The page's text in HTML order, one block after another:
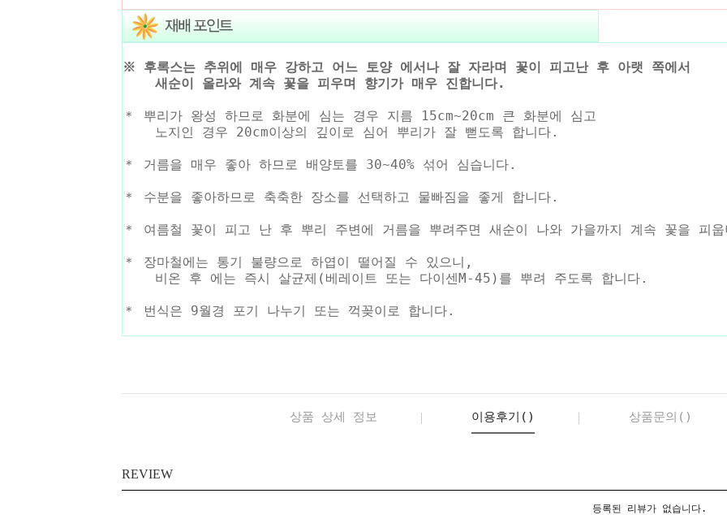
※ 후록스는 추위에 매우 강하고 어느 토양 에서나 잘 자라며 꽃이 피고난 후 아랫 쪽에서
새순이 올라와 계속 꽃을 피우며 향기가 매우 진합니다.
＊ 뿌리가 왕성 하므로 화분에 심는 경우 지름 15cm~20cm 큰 화분에 심고
노지인 경우 20cm이상의 깊이로 심어 뿌리가 잘 뻗도록 합니다.
＊ 거름을 매우 좋아 하므로 배양토를 30~40% 섞어 심습니다.
＊ 수분을 좋아하므로 축축한 장소를 선택하고 물빠짐을 좋게 합니다.
＊ 여름철 꽃이 피고 난 후 뿌리 주변에 거름을 뿌려주면 새순이 나와 가을까지 계속 꽃을 피
＊ 장마철에는 통기 불량으로 하엽이 떨어질 수 있으니,
비온 후 에는 즉시 살균제(베레이트 또는 다이센M-45)를 뿌려 주도록 합니다.
＊ 번식은 9월경 포기 나누기 또는 꺽꽂이로 합니다.
상품 상세 정보 이용후기() 상품문의()
REVIEW
등록된 리뷰가 없습니다.